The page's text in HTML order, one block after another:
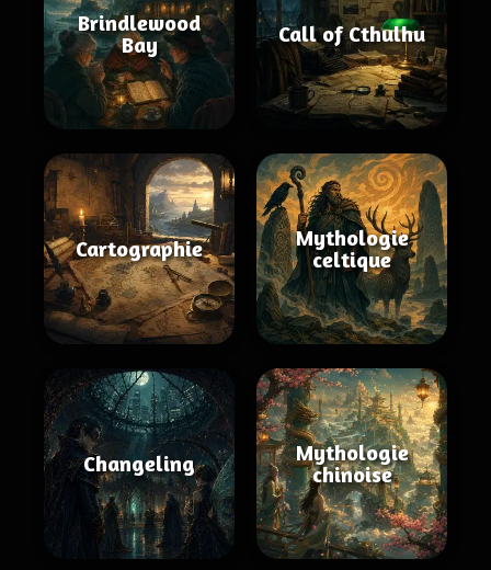
Brindlewood
Bay
Call of Cthulhu
Cartographie
Mythologie
celtique
Changeling
Mythologie
chinoise